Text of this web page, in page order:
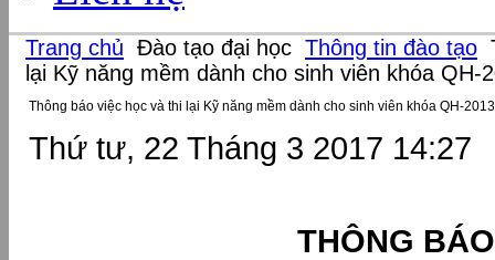
Trang chủ Đào tạo đại học Thông tin đào tạo
lại Kỹ năng mềm dành cho sinh viên khóa
Thông báo việc học và thi lại Kỹ năng mềm dành cho sinh viên khóa QH-
Thứ tư, 22 Tháng 3 2017 14:27
THÔNG BÁO